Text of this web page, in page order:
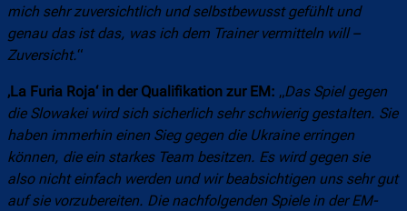
mich sehr zuversichtlich und selbstbewusst gefühlt und
genau das ist das, was ich dem Trainer vermitteln will –
Zuversicht.“
‚La Furia Roja‘ in der Qualifikation zur EM: „Das Spiel gegen
die Slowakei wird sich sicherlich sehr schwierig gestalten. Sie
haben immerhin einen Sieg gegen die Ukraine erringen
können, die ein starkes Team besitzen. Es wird gegen sie
also nicht einfach werden und wir beabsichtigen uns sehr gut
auf sie vorzubereiten. Die nachfolgenden Spiele in der EM-